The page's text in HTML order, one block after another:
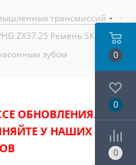
трансмиссий
-
ZX37.25 Ремень SKF
зубом
ОБНОВЛЕНИЯ.
У НАШИХ
0
0
0